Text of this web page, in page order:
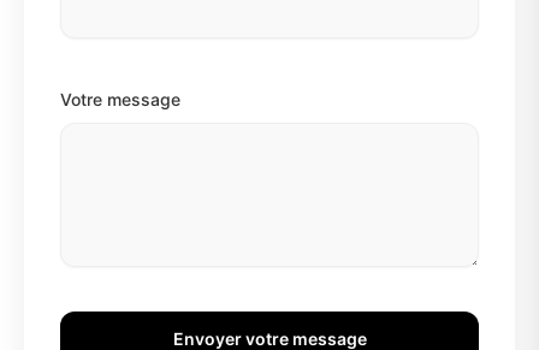
Votre message
Envoyer votre message